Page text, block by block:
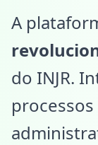
A
do INJR.